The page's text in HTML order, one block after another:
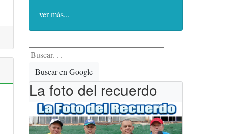
ver más...
Buscar en Google
La foto del recuerdo